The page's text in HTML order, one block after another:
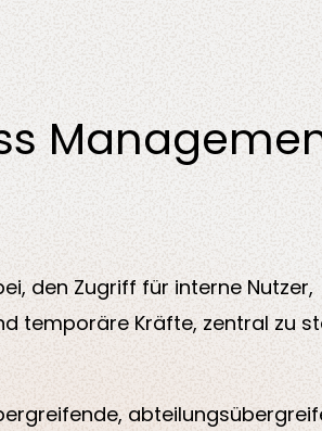
den Zugriff für interne
temporäre Kräfte, zentral zu